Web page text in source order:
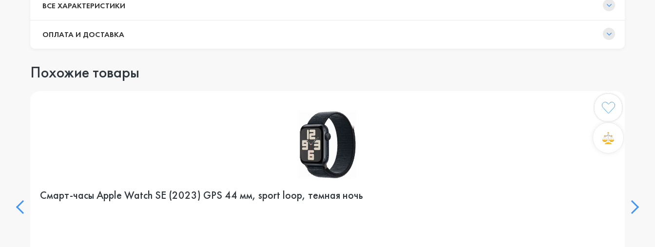
ВСЕ ХАРАКТЕРИСТИКИ
ОПЛАТА И ДОСТАВКА
Похожие товары
Смарт-часы Apple Watch SE (2023) GPS 44 мм, sport loop, темная ночь